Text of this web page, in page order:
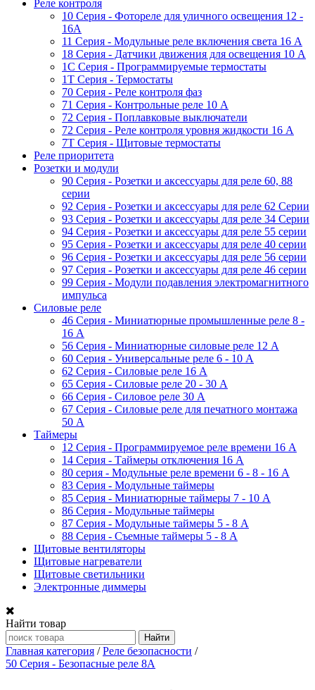
Реле контроля
10 Серия - Фотореле для уличного освещения 12 -
16A
11 Серия - Модульные реле включения света 16 A
18 Серия - Датчики движения для освещения 10 A
1C Серия - Программируемые термостаты
1Т Серия - Термостаты
70 Серия - Реле контроля фаз
71 Серия - Контрольные реле 10 A
72 Серия - Поплавковые выключатели
72 Серия - Реле контроля уровня жидкости 16 А
7T Серия - Щитовые термостаты
Реле приоритета
Розетки и модули
90 Серия - Розетки и аксессуары для реле 60, 88
cерии
92 Серия - Розетки и аксессуары для реле 62 Серии
93 Серия - Розетки и аксессуары для реле 34 Серии
94 Серия - Розетки и аксессуары для реле 55 серии
95 Серия - Розетки и аксессуары для реле 40 серии
96 Серия - Розетки и аксессуары для реле 56 cерии
97 Серия - Розетки и аксессуары для реле 46 cерии
99 Серия - Модули подавления электромагнитного
импульса
Силовые реле
46 Серия - Миниатюрные промышленные реле 8 -
16 A
56 Серия - Миниатюрные силовые реле 12 A
60 Серия - Универсальные реле 6 - 10 A
62 Серия - Силовые реле 16 A
65 Серия - Силовые реле 20 - 30 A
66 Серия - Силовое реле 30 A
67 Серия - Силовые реле для печатного монтажа
50 А
Таймеры
12 Серия - Программируемое реле времени 16 A
14 Серия - Таймеры отключения 16 A
80 серия - Модульные реле времени 6 - 8 - 16 A
83 Серия - Модульные таймеры
85 Серия - Миниатюрные таймеры 7 - 10 A
86 Серия - Модульные таймеры
87 Серия - Модульные таймеры 5 - 8 А
88 Серия - Съемные таймеры 5 - 8 A
Щитовые вентиляторы
Щитовые нагреватели
Щитовые светильники
Электронные диммеры
Найти товар
Главная категория / Реле безопасности /
50 Серия - Безопасные реле 8А